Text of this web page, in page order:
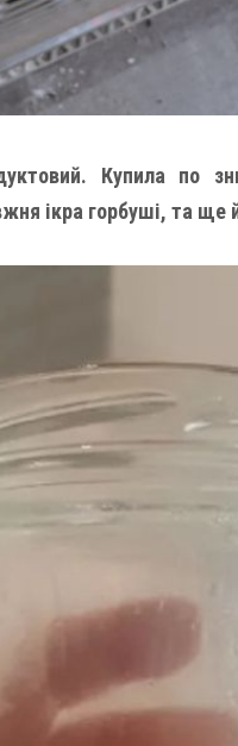
Купила по
ікра горбуші, та ще